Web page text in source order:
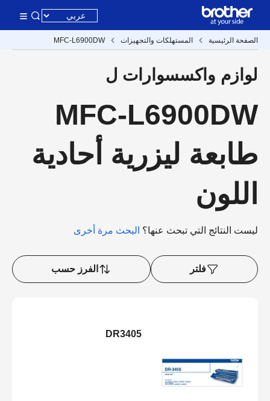
الصفحة الرئيسية المستهلكات والتجهيزات MFC-L6900DW
لوازم واكسسوارات ل
MFC-L6900DW
طابعة ليزرية أحادية
اللون
ليست النتائج التي تبحث عنها؟البحث مرة أخرى
فلتر الفرز حسب
DR3405